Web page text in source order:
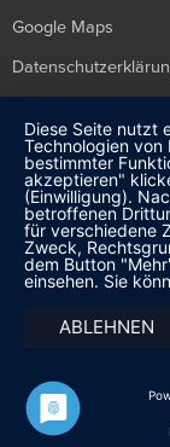
Google Maps
zum Shop
Diese Seite nutzt
Technologien
bestimmter
akzeptieren"
(Einwilligung).
betroffenen
für verschiedene
Zweck,
dem Button
einsehen. Sie
ABLEHNEN